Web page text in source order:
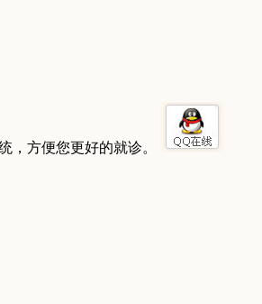
，方便您更好的就诊。